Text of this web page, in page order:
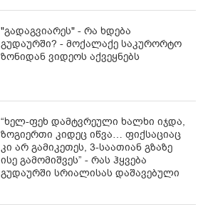
"გადაგვიარეს" - რა ხდება
გუდაურში? - მოქალაქე საკურორტო
ზონიდან ვიდეოს აქვეყნებს
“ხელ-ფეხ დამტვრეული ხალხი იჯდა,
ზოგიერთი კიდეც იწვა… ფიქსაციაც
კი არ გამიკეთეს, 3-საათიან გზაზე
ისე გამომიშვეს” - რას ჰყვება
გუდაურში სრიალისას დაშავებული